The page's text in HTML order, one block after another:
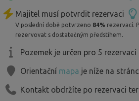
Co nabízí areál?
Komfortní zázemí
– pevné WC a sprchy v šatnách u hřiště
– elektřina na vyžádání
– po domluvě i přístup ke
Majitel musí potvrdit rezervaci
V poslední době potvrzeno 84% rezervací.
rezervovat s dostatečným předstihem.
Pozemek je určen pro 5 rezervací
Orientační mapa je níže na
Kontakt obdržíte po rezervaci